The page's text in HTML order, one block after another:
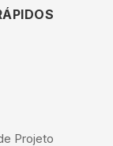
Projeto